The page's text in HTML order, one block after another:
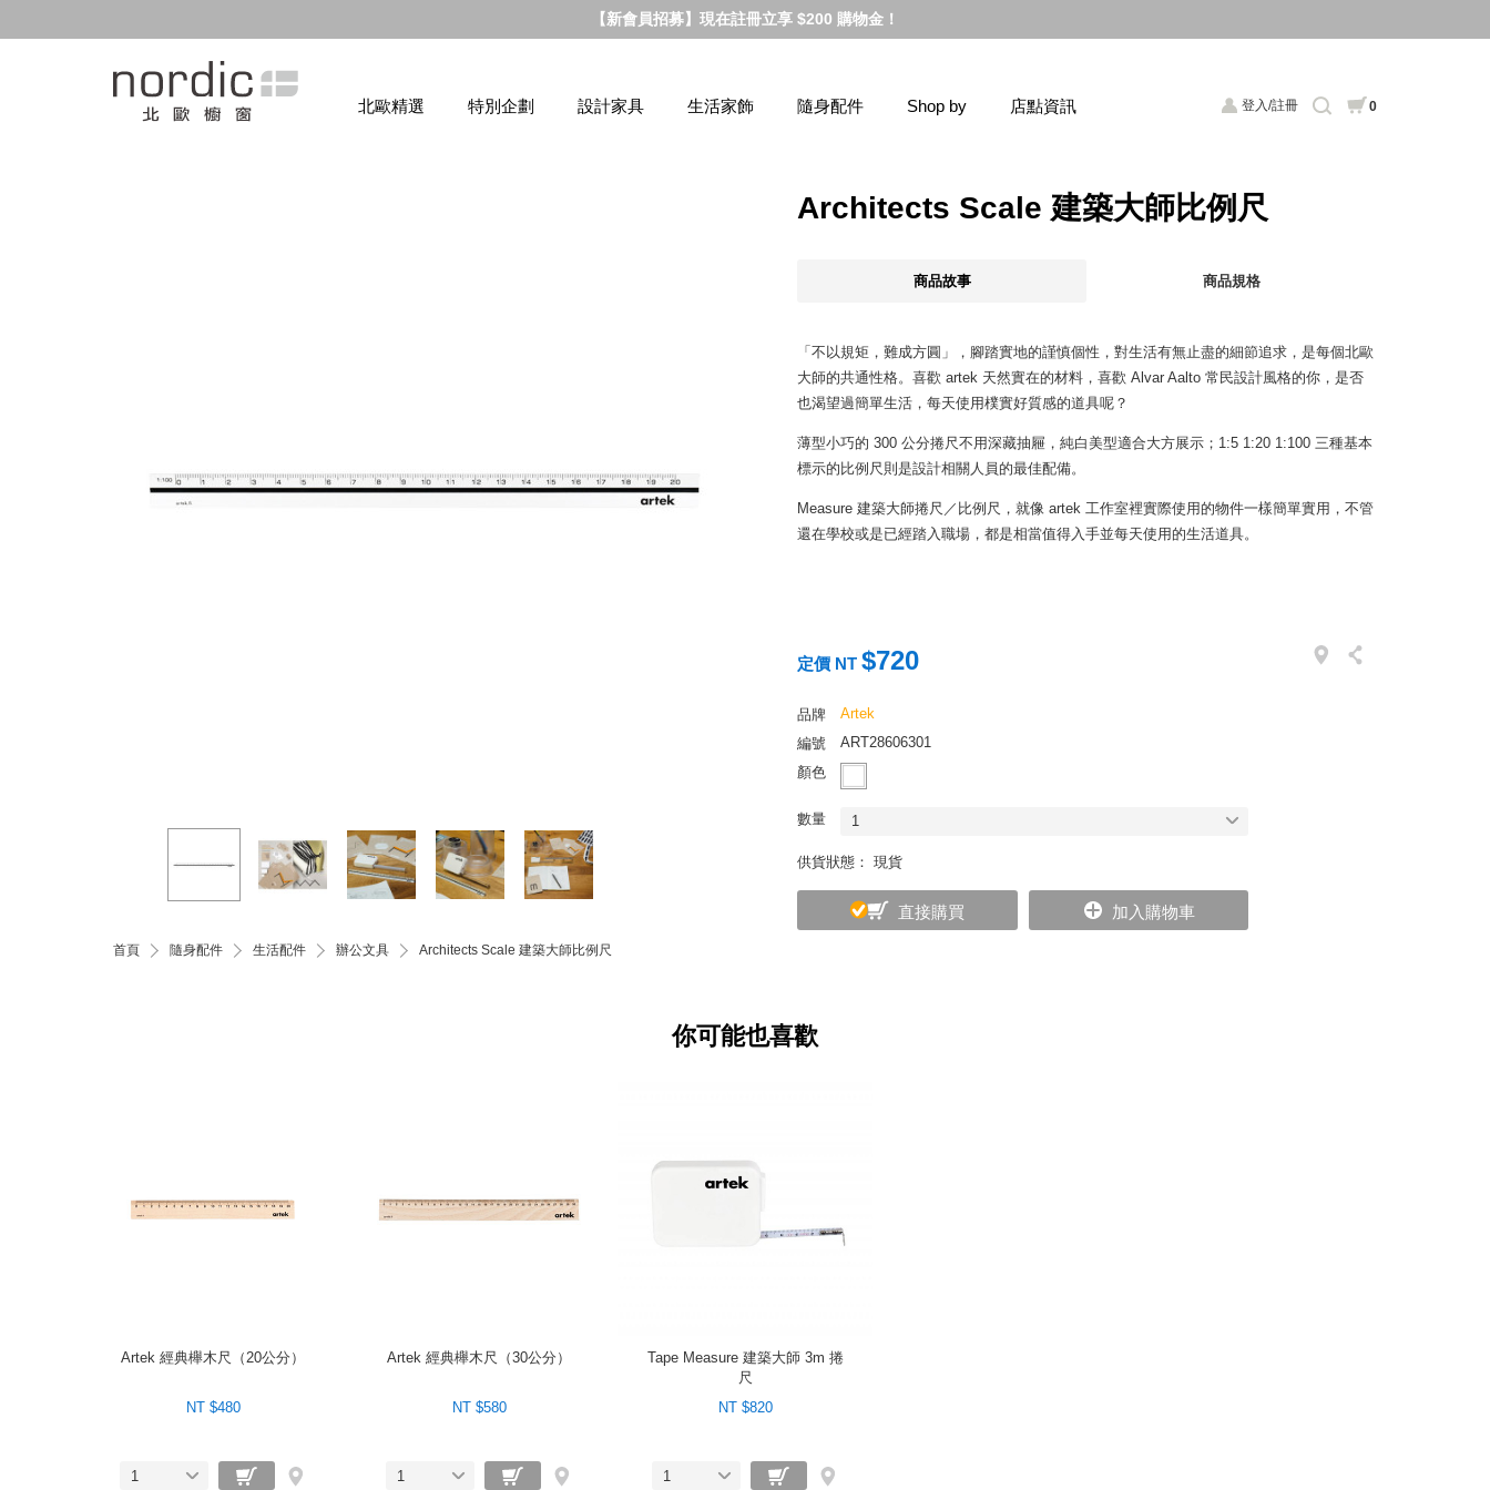
【新會員招募】現在註冊立享 $200 購物金！
登入/註冊 0
北歐精選 特別企劃 設計家具 生活家飾 隨身配件 Shop by 店點資訊
首頁 隨身配件 生活配件 辦公文具 Architects Scale 建築大師比例尺
Architects Scale 建築大師比例尺
商品故事 商品規格
「不以規矩，難成方圓」，腳踏實地的謹慎個性，對生活有無止盡的細節追求，是每個北歐
大師的共通性格。喜歡 artek 天然實在的材料，喜歡 Alvar Aalto 常民設計風格的你，是否
也渴望過簡單生活，每天使用樸實好質感的道具呢？
薄型小巧的 300 公分捲尺不用深藏抽屜，純白美型適合大方展示；1:5 1:20 1:100 三種基本
標示的比例尺則是設計相關人員的最佳配備。
Measure 建築大師捲尺／比例尺，就像 artek 工作室裡實際使用的物件一樣簡單實用，不管
還在學校或是已經踏入職場，都是相當值得入手並每天使用的生活道具。
定價 NT $720
品牌
Artek
編號
ART28606301
顏色
數量 1
供貨狀態： 現貨
直接購買 加入購物車
你可能也喜歡
Artek 經典櫸木尺（20公分）
NT $480
1
Artek 經典櫸木尺（30公分）
NT $580
1
Tape Measure 建築大師 3m 捲
尺
NT $820
1